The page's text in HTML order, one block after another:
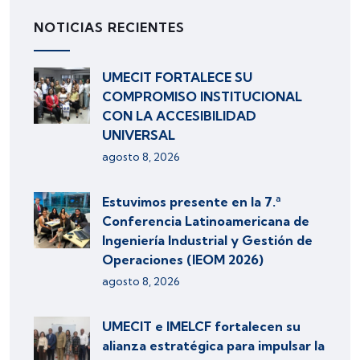
NOTICIAS RECIENTES
UMECIT FORTALECE SU
COMPROMISO INSTITUCIONAL
CON LA ACCESIBILIDAD
UNIVERSAL
agosto 8, 2026
Estuvimos presente en la 7.ª
Conferencia Latinoamericana de
Ingeniería Industrial y Gestión de
Operaciones (IEOM 2026)
agosto 8, 2026
UMECIT e IMELCF fortalecen su
alianza estratégica para impulsar la